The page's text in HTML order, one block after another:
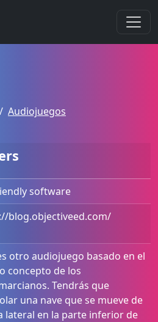
Audiojuegos
software
blog.objectiveed.com/
otro audiojuego basado en el
concepto de los
Tendrás que
una nave que se mueve de
lateral en la parte inferior de